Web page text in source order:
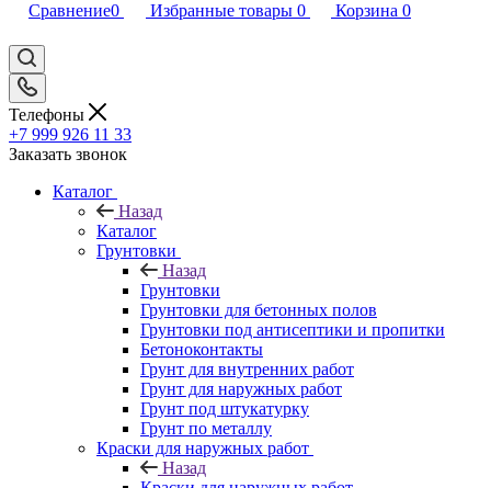
Сравнение0 Избранные товары 0 Корзина 0
Телефоны
+7 999 926 11 33
Заказать звонок
Каталог
Назад
Каталог
Грунтовки
Назад
Грунтовки
Грунтовки для бетонных полов
Грунтовки под антисептики и пропитки
Бетоноконтакты
Грунт для внутренних работ
Грунт для наружных работ
Грунт под штукатурку
Грунт по металлу
Краски для наружных работ
Назад